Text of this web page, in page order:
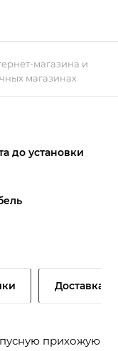
до установки
магазина и
магазинах
Доставка и
прихожую